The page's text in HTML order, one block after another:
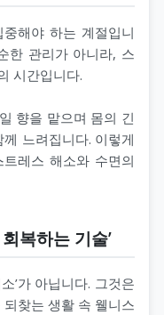
해야 하는 계절입니
한 관리가 아니라, 스
시간입니다.
향을 맡으며 몸의 긴
느려집니다. 이렇게
레스 해소와 수면의
복하는 기술’
’가 아닙니다. 그것은
찾는 생활 속 웰니스